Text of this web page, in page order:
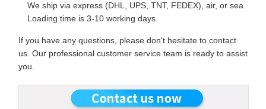
We ship via express (DHL, UPS, TNT, FEDEX), air, or sea.
Loading time is 3-10 working days.
If you have any questions, please don't hesitate to contact
us. Our professional customer service team is ready to assist
you.